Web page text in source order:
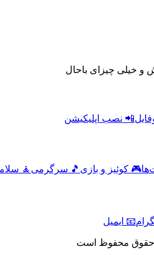
خیلی چیزای باحال
📲 نصب اپلیکیشن
🎮 کوئیز و بازی 🎵 سرگرمی 🧘
📧 ایمیل